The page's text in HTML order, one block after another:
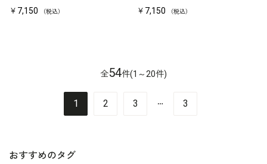
￥7,150 （税込） ￥7,150 （税込）
全54件(1～20件)
1 2 3 3
おすすめのタグ